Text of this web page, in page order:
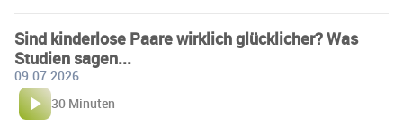
Sind kinderlose Paare wirklich glücklicher? Was
Studien sagen...
09.07.2026
30 Minuten